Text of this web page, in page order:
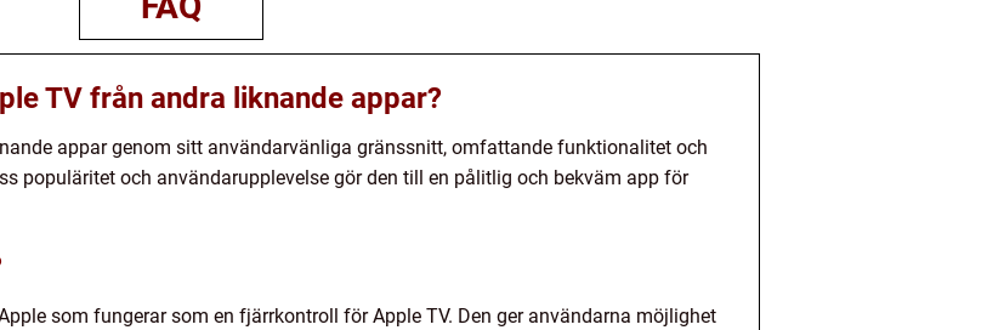
TV från andra liknande appar?
appar genom sitt användarvänliga gränssnitt, omfattande funktionalitet och
populäritet och användarupplevelse gör den till en pålitlig och bekväm app för
som fungerar som en fjärrkontroll för Apple TV. Den ger användarna möjlighet